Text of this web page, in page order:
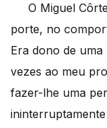
O Miguel
porte, no
Era dono de
vezes ao meu
fazer-lhe uma